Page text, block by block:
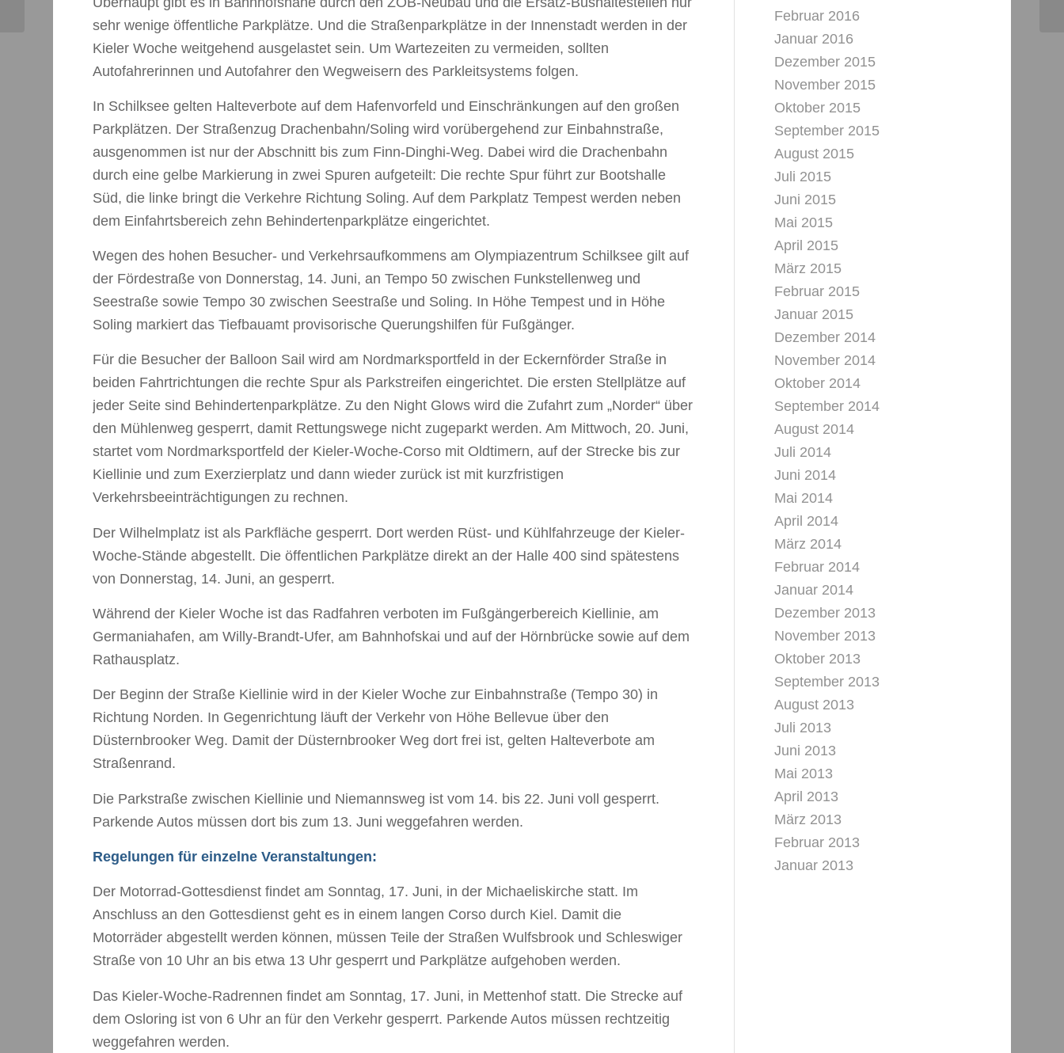
sehr wenige öffentliche Parkplätze. Und die Straßenparkplätze in der Innenstadt werden in der
Kieler Woche weitgehend ausgelastet sein. Um Wartezeiten zu vermeiden, sollten
Autofahrerinnen und Autofahrer den Wegweisern des Parkleitsystems folgen.
In Schilksee gelten Halteverbote auf dem Hafenvorfeld und Einschränkungen auf den großen
Parkplätzen. Der Straßenzug Drachenbahn/Soling wird vorübergehend zur Einbahnstraße,
ausgenommen ist nur der Abschnitt bis zum Finn-Dinghi-Weg. Dabei wird die Drachenbahn
durch eine gelbe Markierung in zwei Spuren aufgeteilt: Die rechte Spur führt zur Bootshalle
Süd, die linke bringt die Verkehre Richtung Soling. Auf dem Parkplatz Tempest werden neben
dem Einfahrtsbereich zehn Behindertenparkplätze eingerichtet.
Wegen des hohen Besucher- und Verkehrsaufkommens am Olympiazentrum Schilksee gilt auf
der Fördestraße von Donnerstag, 14. Juni, an Tempo 50 zwischen Funkstellenweg und
Seestraße sowie Tempo 30 zwischen Seestraße und Soling. In Höhe Tempest und in Höhe
Soling markiert das Tiefbauamt provisorische Querungshilfen für Fußgänger.
Für die Besucher der Balloon Sail wird am Nordmarksportfeld in der Eckernförder Straße in
beiden Fahrtrichtungen die rechte Spur als Parkstreifen eingerichtet. Die ersten Stellplätze auf
jeder Seite sind Behindertenparkplätze. Zu den Night Glows wird die Zufahrt zum „Norder“ über
den Mühlenweg gesperrt, damit Rettungswege nicht zugeparkt werden. Am Mittwoch, 20. Juni,
startet vom Nordmarksportfeld der Kieler-Woche-Corso mit Oldtimern, auf der Strecke bis zur
Kiellinie und zum Exerzierplatz und dann wieder zurück ist mit kurzfristigen
Verkehrsbeeinträchtigungen zu rechnen.
Der Wilhelmplatz ist als Parkfläche gesperrt. Dort werden Rüst- und Kühlfahrzeuge der Kieler-
Woche-Stände abgestellt. Die öffentlichen Parkplätze direkt an der Halle 400 sind spätestens
von Donnerstag, 14. Juni, an gesperrt.
Während der Kieler Woche ist das Radfahren verboten im Fußgängerbereich Kiellinie, am
Germaniahafen, am Willy-Brandt-Ufer, am Bahnhofskai und auf der Hörnbrücke sowie auf dem
Rathausplatz.
Der Beginn der Straße Kiellinie wird in der Kieler Woche zur Einbahnstraße (Tempo 30) in
Richtung Norden. In Gegenrichtung läuft der Verkehr von Höhe Bellevue über den
Düsternbrooker Weg. Damit der Düsternbrooker Weg dort frei ist, gelten Halteverbote am
Straßenrand.
Die Parkstraße zwischen Kiellinie und Niemannsweg ist vom 14. bis 22. Juni voll gesperrt.
Parkende Autos müssen dort bis zum 13. Juni weggefahren werden.
Regelungen für einzelne Veranstaltungen:
Der Motorrad-Gottesdienst findet am Sonntag, 17. Juni, in der Michaeliskirche statt. Im
Anschluss an den Gottesdienst geht es in einem langen Corso durch Kiel. Damit die
Motorräder abgestellt werden können, müssen Teile der Straßen Wulfsbrook und Schleswiger
Straße von 10 Uhr an bis etwa 13 Uhr gesperrt und Parkplätze aufgehoben werden.
Das Kieler-Woche-Radrennen findet am Sonntag, 17. Juni, in Mettenhof statt. Die Strecke auf
dem Osloring ist von 6 Uhr an für den Verkehr gesperrt. Parkende Autos müssen rechtzeitig
weggefahren werden.
Februar 2016
Januar 2016
Dezember 2015
November 2015
Oktober 2015
September 2015
August 2015
Juli 2015
Juni 2015
Mai 2015
April 2015
März 2015
Februar 2015
Januar 2015
Dezember 2014
November 2014
Oktober 2014
September 2014
August 2014
Juli 2014
Juni 2014
Mai 2014
April 2014
März 2014
Februar 2014
Januar 2014
Dezember 2013
November 2013
Oktober 2013
September 2013
August 2013
Juli 2013
Juni 2013
Mai 2013
April 2013
März 2013
Februar 2013
Januar 2013